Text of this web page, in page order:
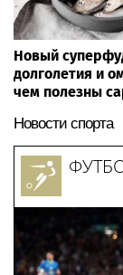
Новый
долголетия и
чем полезны
Новости спорта